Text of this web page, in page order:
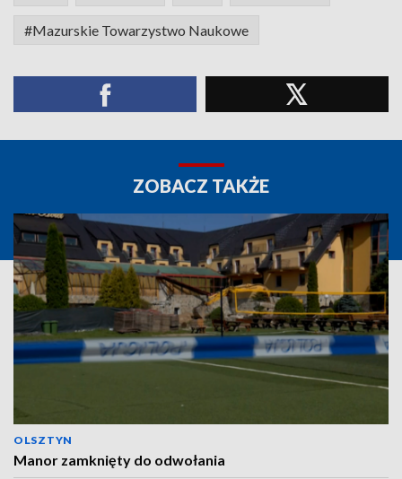
#Mazurskie Towarzystwo Naukowe
ZOBACZ TAKŻE
OLSZTYN
Manor zamknięty do odwołania